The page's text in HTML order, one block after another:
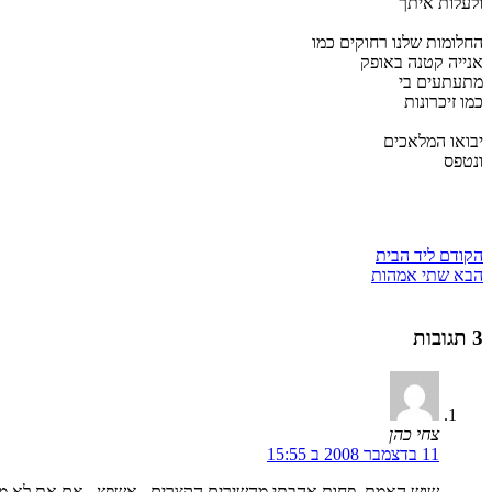
החלומות שלנו רחוקים כמו
אנייה קטנה באופק
מתעתעים בי
כמו זיכרונות
יבואו המלאכים
ונטפס
הקודם ליד הבית
הבא שתי אמהות
3 תגובות
צחי כהן
11 בדצמבר 2008 ב 15:55